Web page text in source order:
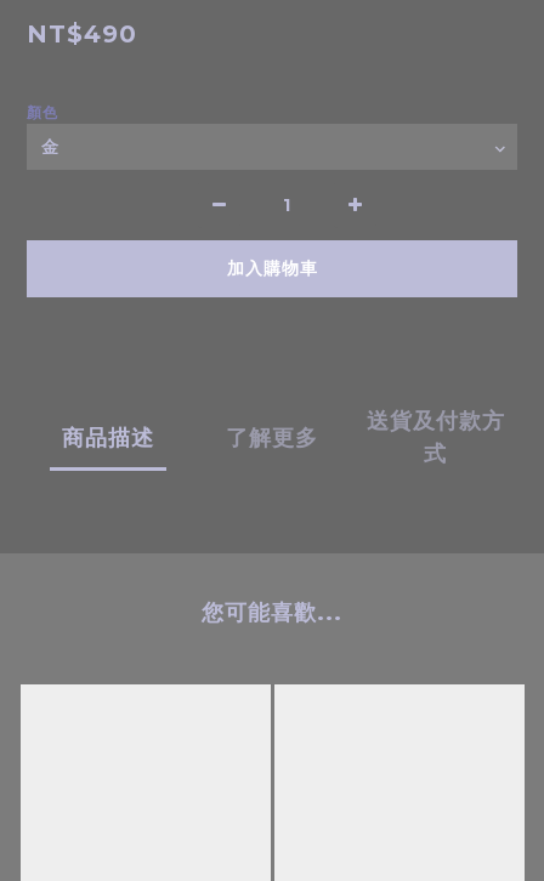
NT$490
顏色
加入購物車
商品描述 了解更多
送貨及付款方
式
您可能喜歡...